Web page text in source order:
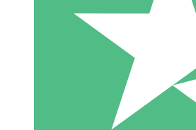
Payez à l'utilisation avec des crédits
1 Téléchargement
10 00